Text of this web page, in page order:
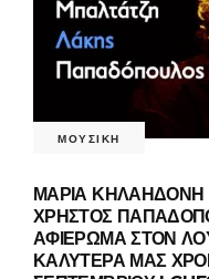
ΜΟΥΣΙΚΗ
ΜΑΡΙΑ
ΧΡΗΣΤΟΣ
ΑΦΙΕΡΩΜΑ ΣΤΟΝ
ΚΑΛΥΤΕΡΑ ΜΑΣ